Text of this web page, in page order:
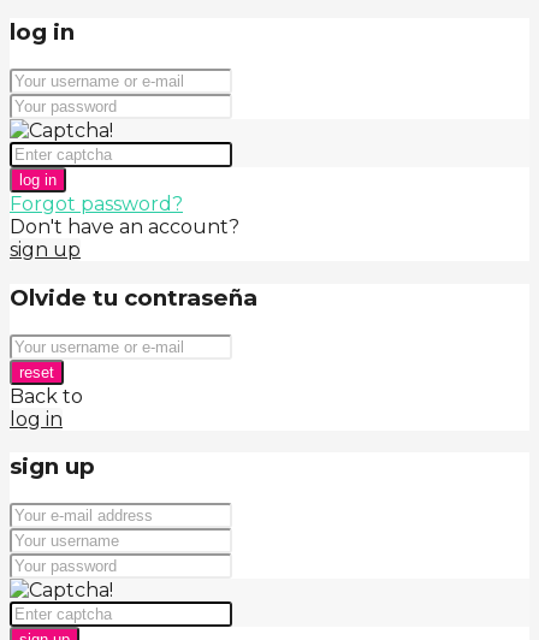
log in
log in
Forgot password?
Don't have an account?
sign up
Olvide tu contraseña
reset
Back to
log in
sign up